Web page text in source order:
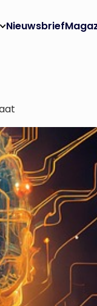
Nieuwsbrief